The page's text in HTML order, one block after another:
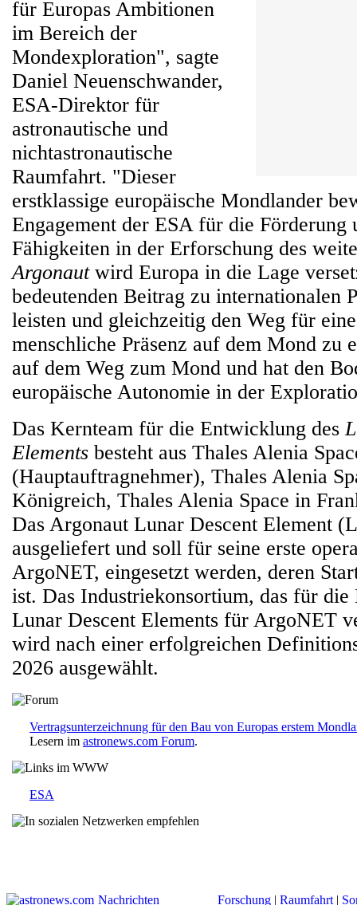
für Europas Ambitionen
im Bereich der
Mondexploration", sagte
Daniel Neuenschwander,
ESA-Direktor für
astronautische und
nichtastronautische
Raumfahrt. "Dieser
erstklassige europäische Mondlander
Engagement der ESA für die Förderung
Fähigkeiten in der Erforschung des
Argonautwird Europa in die Lage
bedeutenden Beitrag zu internationalen
leisten und gleichzeitig den Weg für
menschliche Präsenz auf dem Mond zu
auf dem Weg zum Mond und hat den
europäische Autonomie in der
Das Kernteam für die Entwicklung des
Elements besteht aus Thales Alenia
(Hauptauftragnehmer), Thales Alenia
Königreich, Thales Alenia Space in
Das Argonaut Lunar Descent Element
ausgeliefert und soll für seine erste
ArgoNET, eingesetzt werden, deren
ist. Das Industriekonsortium, das für die
Lunar Descent Elements für ArgoNET
wird nach einer erfolgreichen
2026 ausgewählt.
Vertragsunterzeichnung für den Bau von Europas erstem
Lesern im astronews.com Forum.
ESA
Nachrichten Forschung | Raumfahrt |